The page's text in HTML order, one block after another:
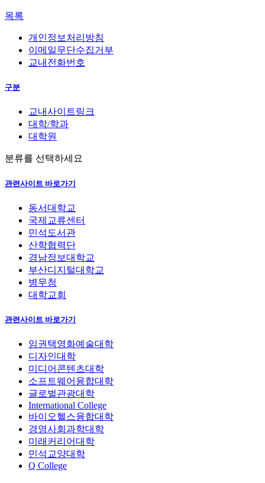
목록
개인정보처리방침
이메일무단수집거부
교내전화번호
구분
교내사이트링크
대학/학과
대학원
분류를 선택하세요
관련사이트 바로가기
동서대학교
국제교류센터
민석도서관
산학협력단
경남정보대학교
부산디지털대학교
병무청
대학교회
관련사이트 바로가기
임권택영화예술대학
디자인대학
미디어콘텐츠대학
소프트웨어융합대학
글로벌관광대학
International College
바이오헬스융합대학
경영사회과학대학
미래커리어대학
민석교양대학
Q College